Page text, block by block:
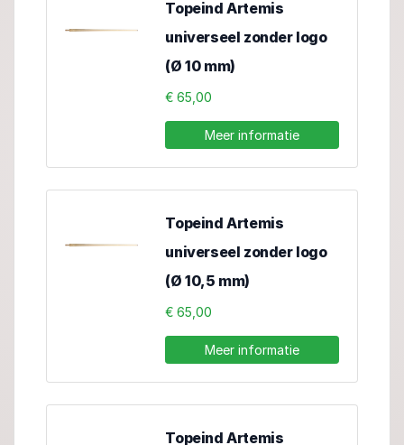
Topeind Artemis
universeel zonder logo
(Ø 10 mm)
€ 65,00
Meer informatie
Topeind Artemis
universeel zonder logo
(Ø 10,5 mm)
€ 65,00
Meer informatie
Topeind Artemis